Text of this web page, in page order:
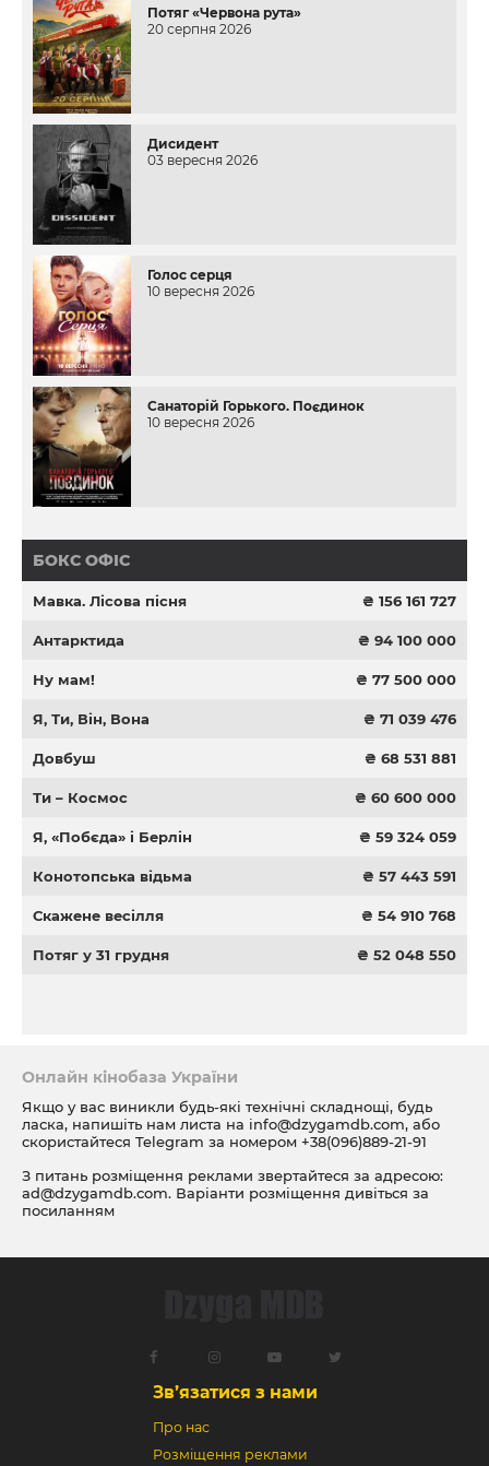
Потяг «Червона рута»
20 серпня 2026
Дисидент
03 вересня 2026
Голос серця
10 вересня 2026
Санаторій Горького. Поєдинок
10 вересня 2026
БОКС ОФІС
Мавка. Лісова пісня ₴ 156 161 727
Антарктида ₴ 94 100 000
Ну мам! ₴ 77 500 000
Я, Ти, Він, Вона ₴ 71 039 476
Довбуш ₴ 68 531 881
Ти – Космос ₴ 60 600 000
Я, «Побєда» і Берлін ₴ 59 324 059
Конотопська відьма ₴ 57 443 591
Скажене весілля ₴ 54 910 768
Потяг у 31 грудня ₴ 52 048 550
Онлайн кінобаза України
Якщо у вас виникли будь-які технічні складнощі, будь
ласка, напишіть нам листа на info@dzygamdb.com, або
скористайтеся Telegram за номером +38(096)889-21-91
З питань розміщення реклами звертайтеся за адресою:
ad@dzygamdb.com. Варіанти розміщення дивіться за
посиланням
Зв’язатися з нами
Про нас
Розміщення реклами